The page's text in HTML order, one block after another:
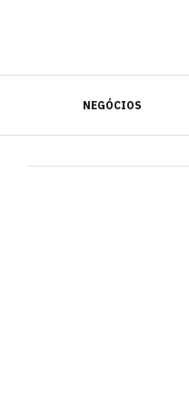
NEGÓCIOS